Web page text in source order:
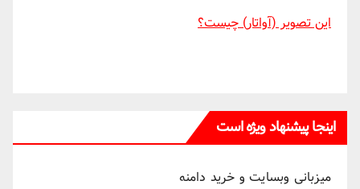
این تصویر (آواتار) چیست؟
اینجا پیشنهاد ویژه است
میزبانی وبسایت و خرید دامنه